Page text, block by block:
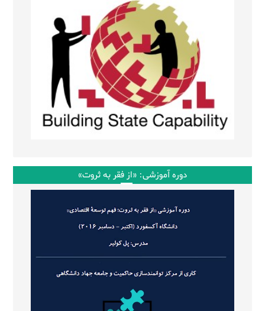
دوره آموزشی: «از فقر به ثروت»